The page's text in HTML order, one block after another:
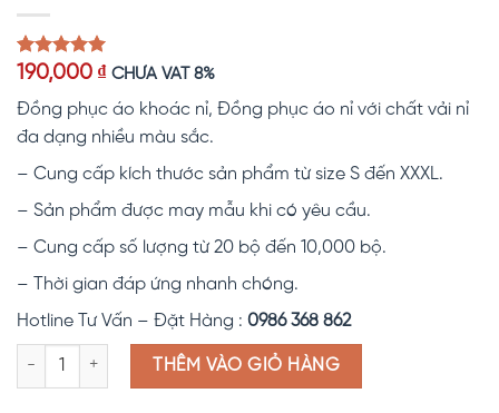
5.00trên 5
dựa trên
1
đánh giá
190,000 ₫ CHƯA VAT 8%
Đồng phục áo khoác nỉ, Đồng phục áo nỉ với chất vải nỉ
đa dạng nhiều màu sắc.
– Cung cấp kích thước sản phẩm từ size S đến XXXL.
– Sản phẩm được may mẫu khi có yêu cầu.
– Cung cấp số lượng từ 20 bộ đến 10,000 bộ.
– Thời gian đáp ứng nhanh chóng.
Hotline Tư Vấn – Đặt Hàng : 0986 368 862
Đồng phục áo khoác nỉ GKN01 số lượng
THÊM VÀO GIỎ HÀNG